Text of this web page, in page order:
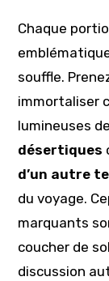
Chaque
souffle.
immortaliser
lumineuses
désertiques
d’un autre
du voyage.
marquants
coucher de
discussion